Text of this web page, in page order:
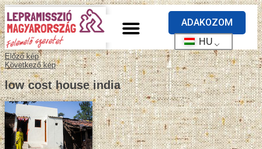
ADAKOZOM
HU
Előző kép
Következő kép
low cost house india